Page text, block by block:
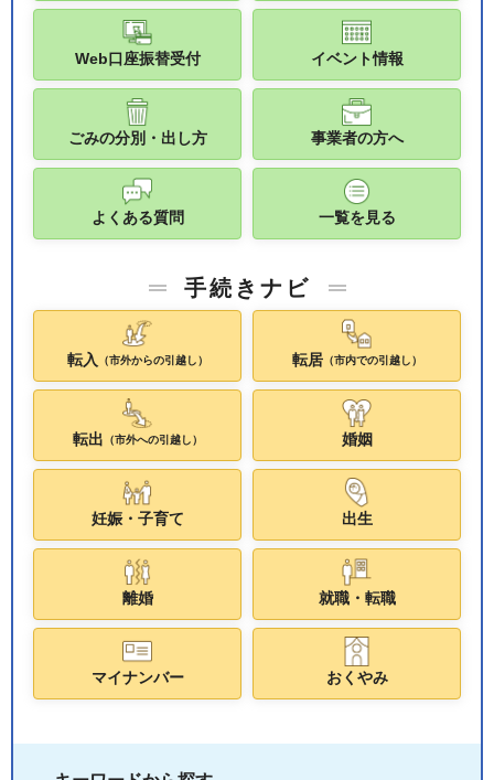
Web口座振替受付 イベント情報
ごみの分別・出し方 事業者の方へ
よくある質問 一覧を見る
手続きナビ
転入 （市外からの引越し） 転居（市内での引越し）
転出 （市外への引越し） 婚姻
妊娠・子育て 出生
離婚 就職・転職
マイナンバー おくやみ